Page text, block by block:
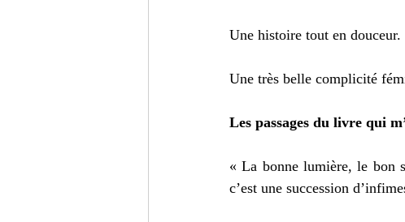
Une histoire tout en douceur.
Une très belle complicité
Les passages du livre qui
« La bonne lumière, le bon
c’est une succession